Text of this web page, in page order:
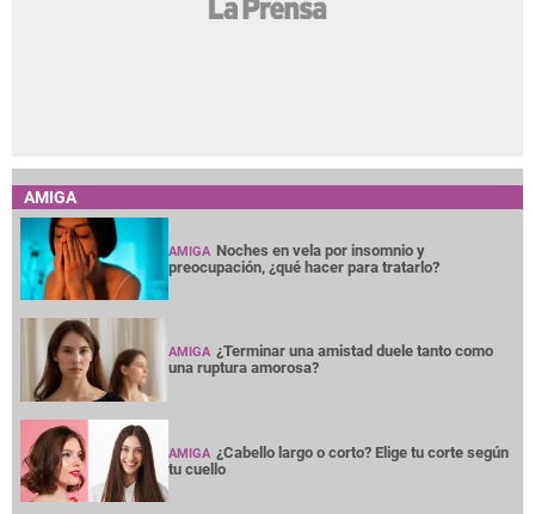
AMIGA
AMIGA Noches en vela por insomnio y
preocupación, ¿qué hacer para tratarlo?
AMIGA ¿Terminar una amistad duele tanto como
una ruptura amorosa?
AMIGA ¿Cabello largo o corto? Elige tu corte según
tu cuello